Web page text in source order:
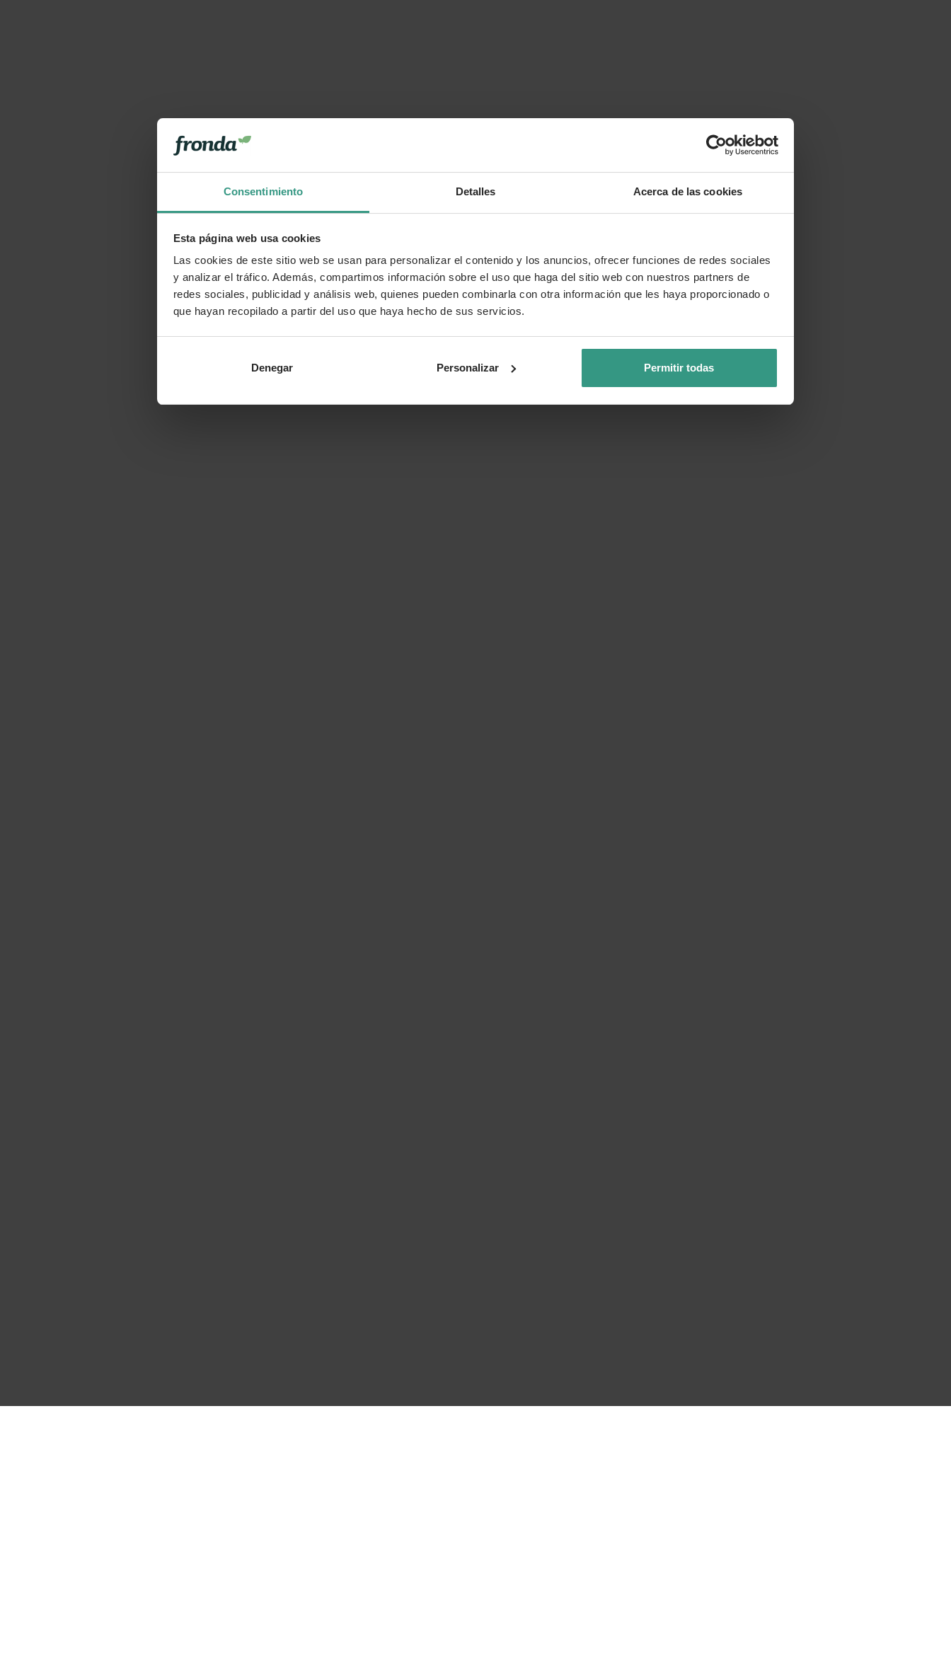
Consentimiento Detalles Acerca de las cookies
Esta página web usa cookies
Las cookies de este sitio web se usan para personalizar el contenido y los anuncios, ofrecer funciones de redes sociales
y analizar el tráfico. Además, compartimos información sobre el uso que haga del sitio web con nuestros partners de
redes sociales, publicidad y análisis web, quienes pueden combinarla con otra información que les haya proporcionado o
que hayan recopilado a partir del uso que haya hecho de sus servicios.
Denegar Personalizar Permitir todas